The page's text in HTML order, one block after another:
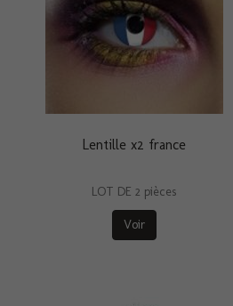
Lentille x2 france
LOT DE 2 pièces
Voir